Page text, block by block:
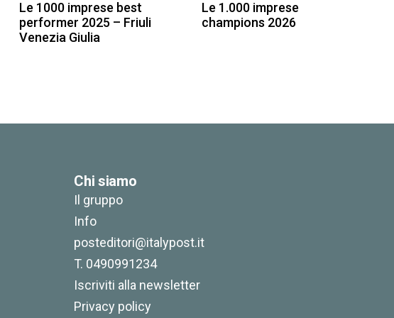
Le 1000 imprese best
performer 2025 – Friuli
Venezia Giulia
Le 1.000 imprese
champions 2026
Chi siamo
Il gruppo
Info
posteditori@italypost.it
T. 0490991234
Iscriviti alla newsletter
Privacy policy